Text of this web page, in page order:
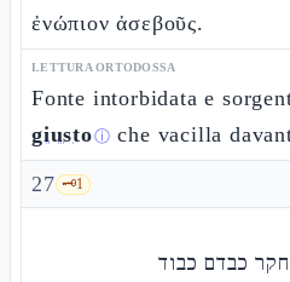
ἐνώπιον ἀσεβοῦς.
LETTURA ORTODOSSA
Fonte intorbidata e
giustoⓘ che vacilla
27 🗝️1
כבדם כבוד